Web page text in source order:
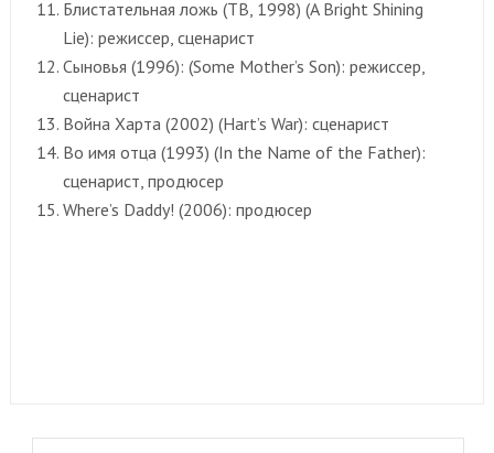
Блистательная ложь (ТВ, 1998) (A Bright Shining
Lie): режиссер, сценарист
Сыновья (1996): (Some Mother’s Son): режиссер,
сценарист
Война Харта (2002) (Hart’s War): сценарист
Во имя отца (1993) (In the Name of the Father):
сценарист, продюсер
Where’s Daddy! (2006): продюсер